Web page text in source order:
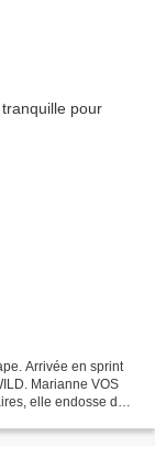
Arrivée en sprint
Marianne VOS
elle endosse dès